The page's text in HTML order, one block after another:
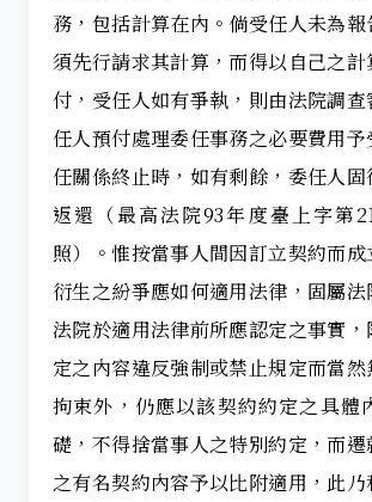
務，包括計算在內。倘受任人未為
須先行請求其計算，而得以自己之
付，受任人如有爭執，則由法院調
任人預付處理委任事務之必要費用
任關係終止時，如有剩餘，委任人
返還（最高法院93年度臺上字第
照）。惟按當事人間因訂立契約而
衍生之紛爭應如何適用法律，固屬
法院於適用法律前所應認定之事實
定之內容違反強制或禁止規定而當
拘束外，仍應以該契約約定之具體
礎，不得捨當事人之特別約定，而
之有名契約內容予以比附適用，此